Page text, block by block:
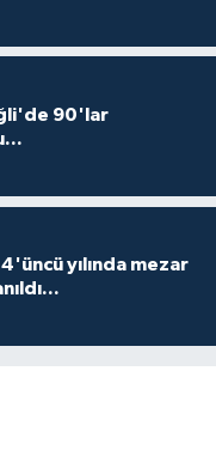
90'lar
yılında mezar